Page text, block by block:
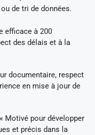
de tri de données.
efficace à 200
des délais et à la
documentaire, respect
en mise à jour de
Motivé pour développer
et précis dans la